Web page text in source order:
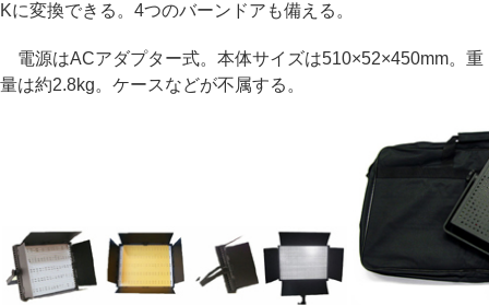
Kに変換できる。4つのバーンドアも備える。
電源はACアダプター式。本体サイズは510×52×450mm。重
量は約2.8kg。ケースなどが不属する。